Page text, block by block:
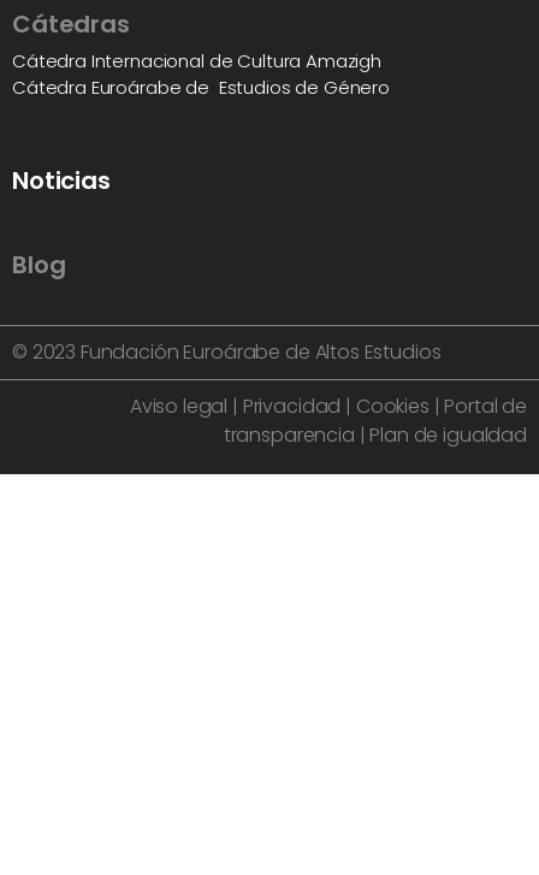
Cátedras
Cátedra Internacional de Cultura Amazigh
Cátedra Euroárabe de Estudios de Género
Noticias
Blog
© 2023 Fundación Euroárabe de Altos Estudios
Aviso legal | Privacidad | Cookies | Portal de
transparencia | Plan de igualdad